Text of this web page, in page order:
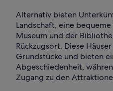
Alternativ bieten
Landschaft, eine
Museum und der
Rückzugsort. Diese
Grundstücke und bieten
Abgeschiedenheit,
Zugang zu den